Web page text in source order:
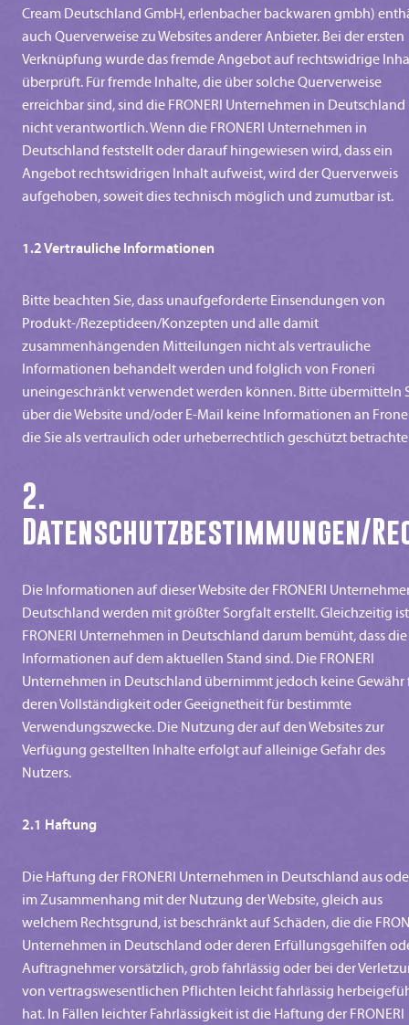
Cream Deutschland GmbH, erlenbacher backwaren gmbh)
auch Querverweise zu Websites anderer Anbieter. Bei der ersten
Verknüpfung wurde das fremde Angebot auf rechtswidrige
überprüft. Für fremde Inhalte, die über solche Querverweise
erreichbar sind, sind die FRONERI Unternehmen in Deutschland
nicht verantwortlich. Wenn die FRONERI Unternehmen in
Deutschland feststellt oder darauf hingewiesen wird, dass ein
Angebot rechtswidrigen Inhalt aufweist, wird der Querverweis
aufgehoben, soweit dies technisch möglich und zumutbar ist.
1.2 Vertrauliche Informationen
Bitte beachten Sie, dass unaufgeforderte Einsendungen von
Produkt-/Rezeptideen/Konzepten und alle damit
zusammenhängenden Mitteilungen nicht als vertrauliche
Informationen behandelt werden und folglich von Froneri
uneingeschränkt verwendet werden können. Bitte übermitteln
über die Website und/oder E-Mail keine Informationen an
die Sie als vertraulich oder urheberrechtlich geschützt
2.
Datenschutzbestimmungen/
Die Informationen auf dieser Website der FRONERI
Deutschland werden mit größter Sorgfalt erstellt. Gleichzeitig
FRONERI Unternehmen in Deutschland darum bemüht, dass die
Informationen auf dem aktuellen Stand sind. Die FRONERI
Unternehmen in Deutschland übernimmt jedoch keine Gewähr
deren Vollständigkeit oder Geeignetheit für bestimmte
Verwendungszwecke. Die Nutzung der auf den Websites zur
Verfügung gestellten Inhalte erfolgt auf alleinige Gefahr des
Nutzers.
2.1 Haftung
Die Haftung der FRONERI Unternehmen in Deutschland aus
im Zusammenhang mit der Nutzung der Website, gleich aus
welchem Rechtsgrund, ist beschränkt auf Schäden, die die
Unternehmen in Deutschland oder deren Erfüllungsgehilfen
Auftragnehmer vorsätzlich, grob fahrlässig oder bei der
von vertragswesentlichen Pflichten leicht fahrlässig
hat. In Fällen leichter Fahrlässigkeit ist die Haftung der FRONERI